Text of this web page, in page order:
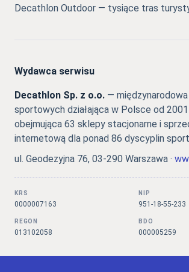
Decathlon Outdoor — tysiące tras
Wydawca serwisu
Decathlon Sp. z o.o. —
sportowych działająca w Polsce od
obejmująca 63 sklepy stacjonarne i
internetową dla ponad 86 dyscyplin
ul. Geodezyjna 76, 03-290 Warszawa ·
KRS
0000007163
NIP
951-18-55-233
REGON
013102058
BDO
000005259